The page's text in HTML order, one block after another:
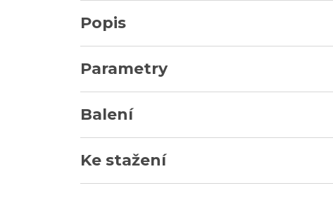
Popis
Parametry
Balení
Ke stažení